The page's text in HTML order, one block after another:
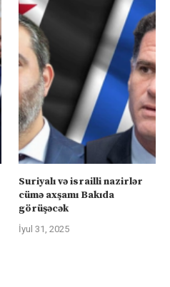
Suriyalı və israilli nazirlər
cümə axşamı Bakıda
görüşəcək
İyul 31, 2025